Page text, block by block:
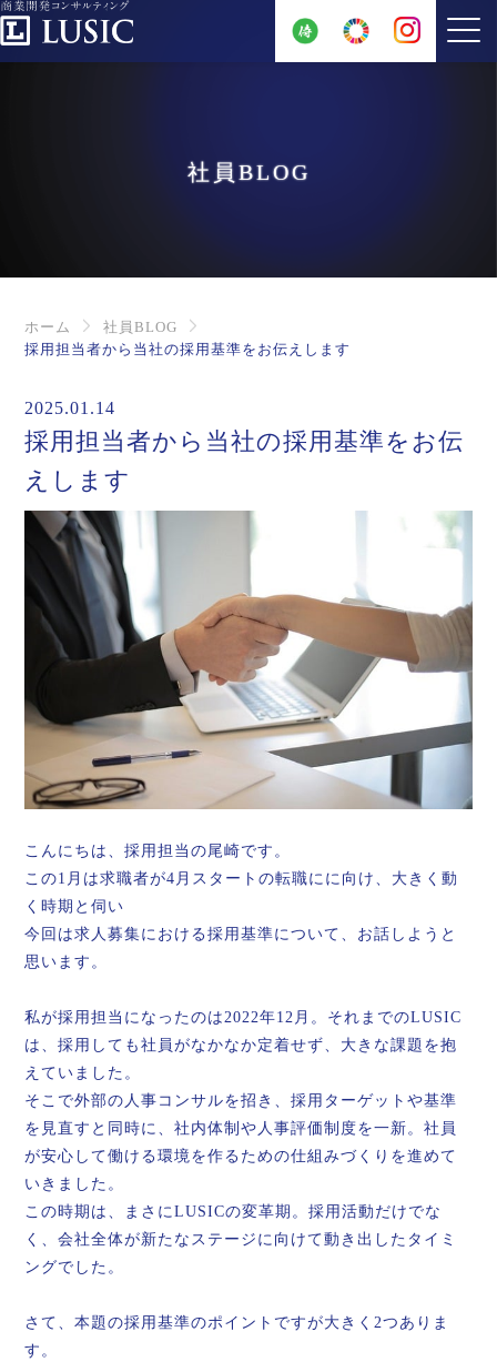
社員BLOG
ホーム
社員BLOG
採用担当者から当社の採用基準をお伝えします
2025.01.14
採用担当者から当社の採用基準をお伝
えします
こんにちは、採用担当の尾崎です。
この1月は求職者が4月スタートの転職にに向け、大きく動
く時期と伺い
今回は求人募集における採用基準について、お話しようと
思います。
私が採用担当になったのは2022年12月。それまでのLUSIC
は、採用しても社員がなかなか定着せず、大きな課題を抱
えていました。
そこで外部の人事コンサルを招き、採用ターゲットや基準
を見直すと同時に、社内体制や人事評価制度を一新。社員
が安心して働ける環境を作るための仕組みづくりを進めて
いきました。
この時期は、まさにLUSICの変革期。採用活動だけでな
く、会社全体が新たなステージに向けて動き出したタイミ
ングでした。
さて、本題の採用基準のポイントですが大きく2つありま
す。